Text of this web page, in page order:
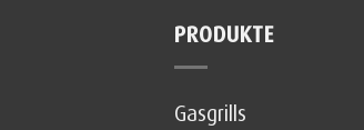
PRODUKTE
Gasgrills